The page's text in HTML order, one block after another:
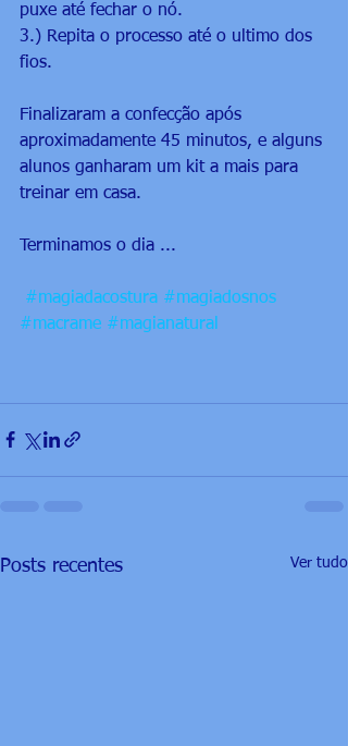
puxe até fechar o nó.
3.) Repita o processo até o ultimo dos
fios.
Finalizaram a confecção após
aproximadamente 45 minutos, e alguns
alunos ganharam um kit a mais para
treinar em casa.
Terminamos o dia ...
#magiadacostura #magiadosnos
#macrame #magianatural
Posts recentes Ver tudo